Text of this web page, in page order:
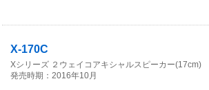
X-170C
Xシリーズ ２ウェイコアキシャルスピーカー(17cm)
発売時期：2016年10月